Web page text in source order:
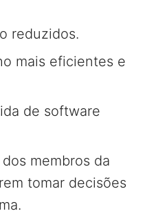
reduzidos.
mais eficientes e
de software
membros da
tomar decisões